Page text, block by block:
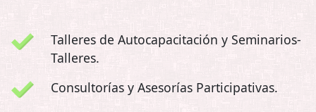
Talleres de Autocapacitación y Seminarios-
Talleres.
Consultorías y Asesorías Participativas.